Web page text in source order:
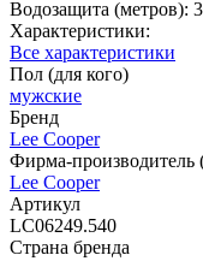
Водозащита (метров):
Характеристики:
Все характеристики
Пол (для кого)
мужские
Бренд
Lee Cooper
Фирма-производитель
Lee Cooper
Артикул
LC06249.540
Страна бренда